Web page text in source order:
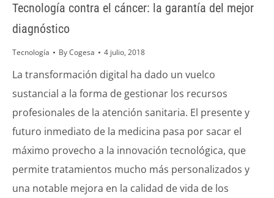
Tecnología contra el cáncer: la garantía del mejor
diagnóstico
Tecnología ByCogesa 4 julio, 2018
La transformación digital ha dado un vuelco
sustancial a la forma de gestionar los recursos
profesionales de la atención sanitaria. El presente y
futuro inmediato de la medicina pasa por sacar el
máximo provecho a la innovación tecnológica, que
permite tratamientos mucho más personalizados y
una notable mejora en la calidad de vida de los